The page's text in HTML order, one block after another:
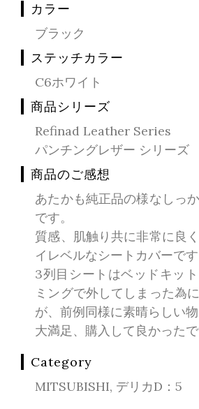
カラー
ブラック
ステッチカラー
C6ホワイト
商品シリーズ
Refinad Leather Series
パンチングレザー シリーズ
商品のご感想
あたかも純正品の様なしっ
です。
質感、肌触り共に非常に良
イレベルなシートカバーです
3列目シートはベッドキッ
ミングで外してしまった為
が、前例同様に素晴らしい物
大満足、購入して良かったで
Category
MITSUBISHI, デリカD：5